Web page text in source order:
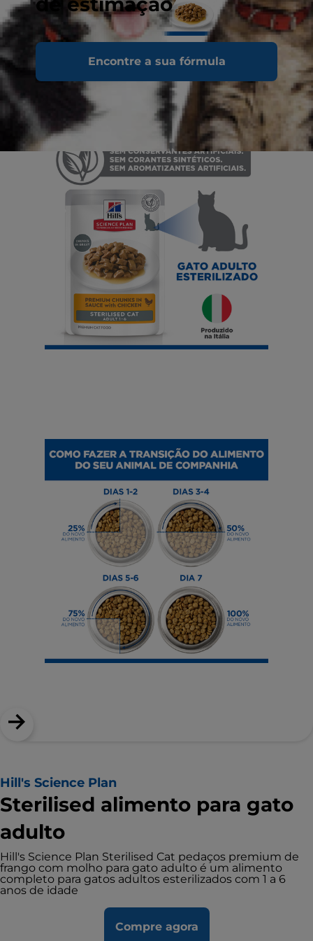
Encontre a sua fórmula
Hill's Science Plan
Sterilised alimento para gato
adulto
Hill's Science Plan Sterilised Cat pedaços premium de
frango com molho para gato adulto é um alimento
completo para gatos adultos esterilizados com 1 a 6
anos de idade
Compre agora